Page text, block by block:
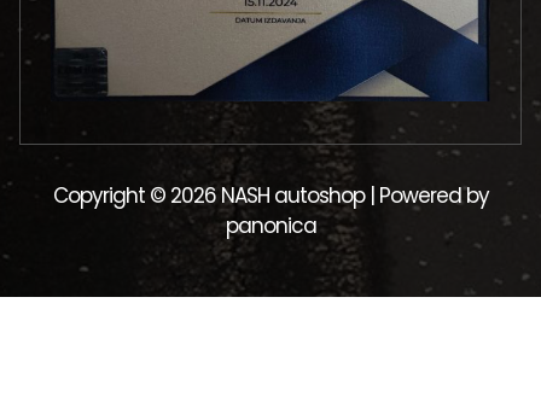
Copyright © 2026 NASH autoshop | Powered by
panonica